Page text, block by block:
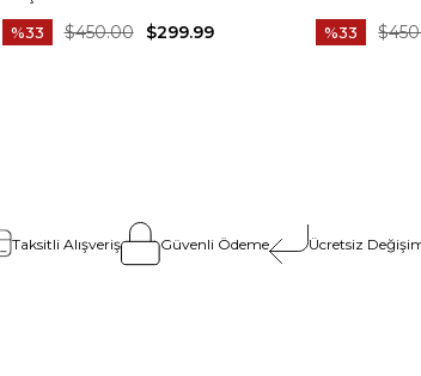
BORDO T15032
%33 $299.99
$450.00 %33
Taksitli Alışveriş Güvenli Ödeme Ücretsiz